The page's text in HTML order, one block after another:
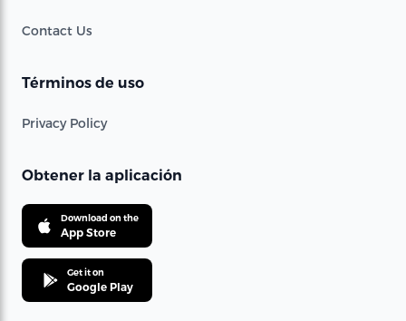
Contact Us
Términos de uso
Privacy Policy
Obtener la aplicación
Download on the
App Store
Get it on
Google Play